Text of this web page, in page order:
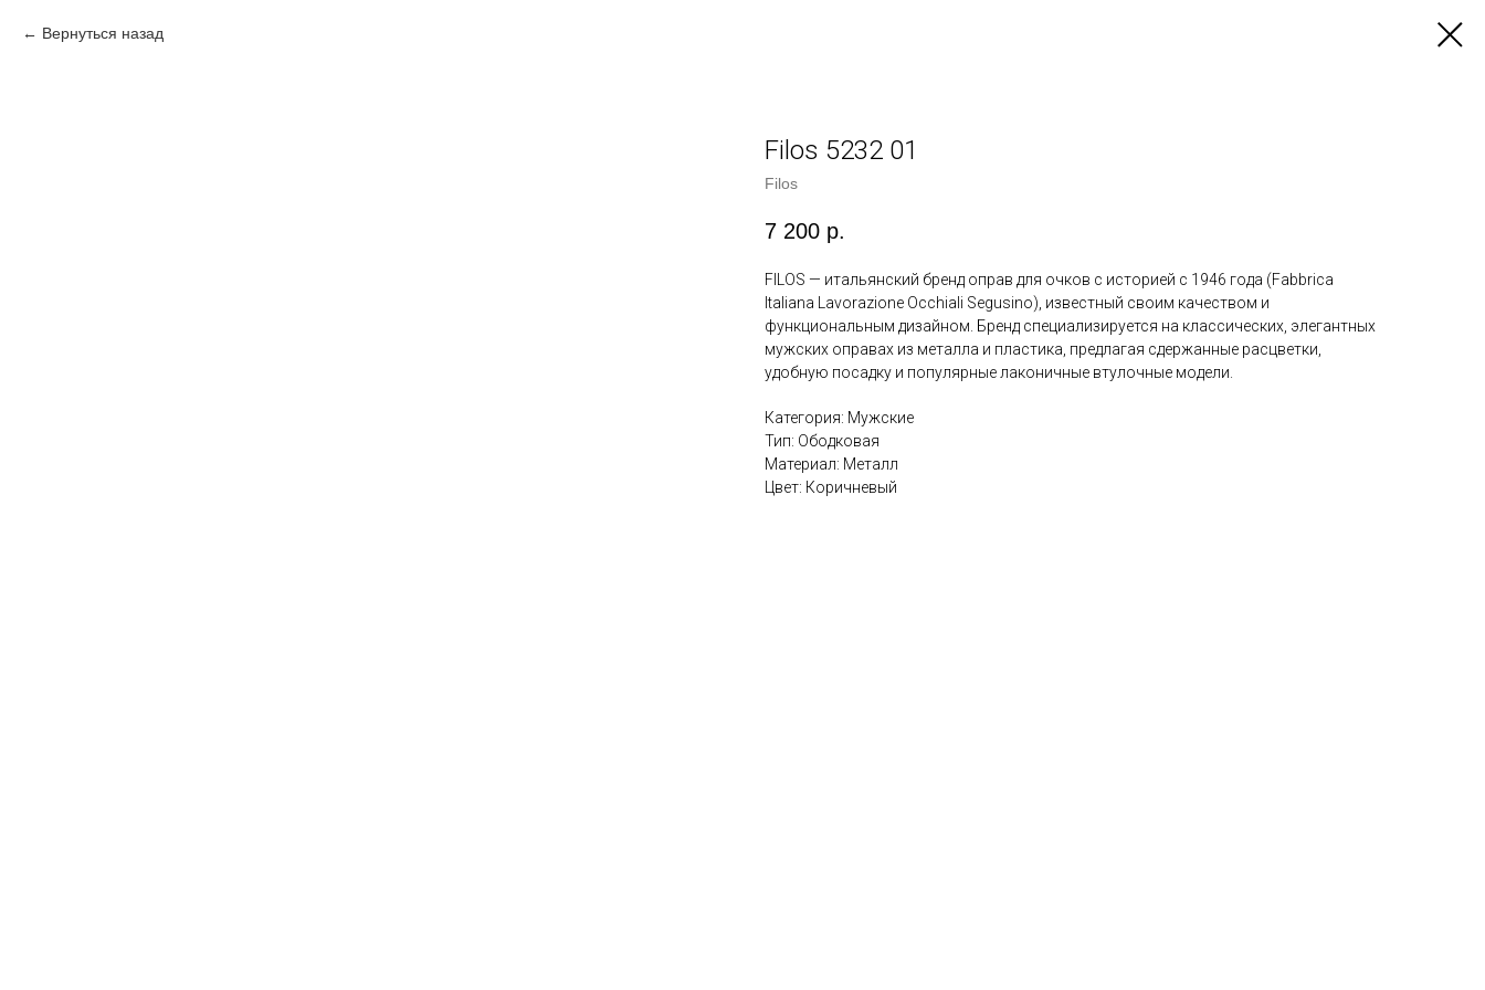
Вернуться назад
Filos 5232 01
Filos
7 200 р.
FILOS — итальянский бренд оправ для очков с историей с 1946 года (Fabbrica
Italiana Lavorazione Occhiali Segusino), известный своим качеством и
функциональным дизайном. Бренд специализируется на классических, элегантных
мужских оправах из металла и пластика, предлагая сдержанные расцветки,
удобную посадку и популярные лаконичные втулочные модели.
Категория: Мужские
Тип: Ободковая
Материал: Металл
Цвет: Коричневый